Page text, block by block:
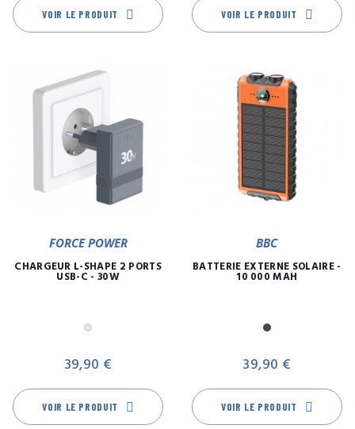
VOIR LE PRODUIT VOIR LE PRODUIT
FORCE POWER
CHARGEUR L-SHAPE 2 PORTS
USB-C - 30W
Gris
39,90 €
VOIR LE PRODUIT
BBC
BATTERIE EXTERNE SOLAIRE -
10 000 MAH
Noir
39,90 €
VOIR LE PRODUIT